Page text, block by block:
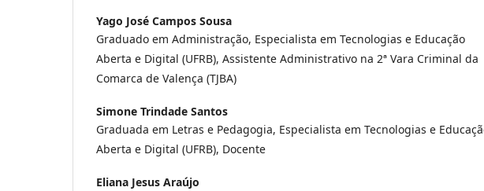
Yago José Campos Sousa
Graduado em Administração, Especialista em Tecnologias e Educação
Aberta e Digital (UFRB), Assistente Administrativo na 2ª Vara Criminal da
Comarca de Valença (TJBA)
Simone Trindade Santos
Graduada em Letras e Pedagogia, Especialista em Tecnologias e
Aberta e Digital (UFRB), Docente
Eliana Jesus Araújo